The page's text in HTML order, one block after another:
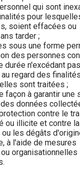
qui sont
pour
soient effacées ou
tarder ;
sous une forme
des personnes
durée n'excédant
regard des
sont traitées ;
façon à garantir une
données
contre le
ou illicite et contre
les dégâts
à l'aide de mesures
organisationnelles